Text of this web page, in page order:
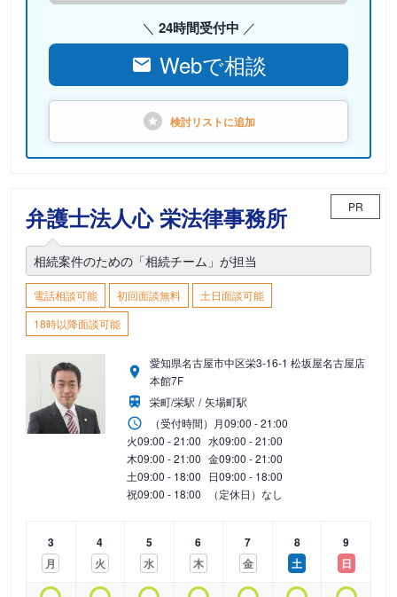
24時間受付中
Webで相談
検討リストに追加
弁護士法人心 栄法律事務所 PR
相続案件のための「相続チーム」が担当
電話相談可能 初回面談無料
土日面談可能
18時以降面談可能
愛知県名古屋市中区栄3-16-1 松坂屋名古屋店
本館7F
栄町/栄駅
矢場町駅
（受付時間） 月09:00 - 21:00
火09:00 - 21:00 水09:00 - 21:00
木09:00 - 21:00 金09:00 - 21:00
土09:00 - 18:00 日09:00 - 18:00
祝09:00 - 18:00 （定休日）なし
3
月
4
火
5
水
6
木
7
金
8
土
9
日